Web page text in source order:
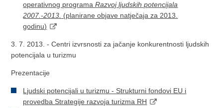
operativnog programaRazvoj ljudskih potencijala
2007.-2013. (planirane objave natječaja za 2013.
godinu)
3. 7. 2013. - Centri izvrsnosti za jačanje konkurentnosti ljudskih
potencijala u turizmu
Prezentacije
Ljudski potencijali u turizmu - Strukturni fondovi EU i
provedba Strategije razvoja turizma RH